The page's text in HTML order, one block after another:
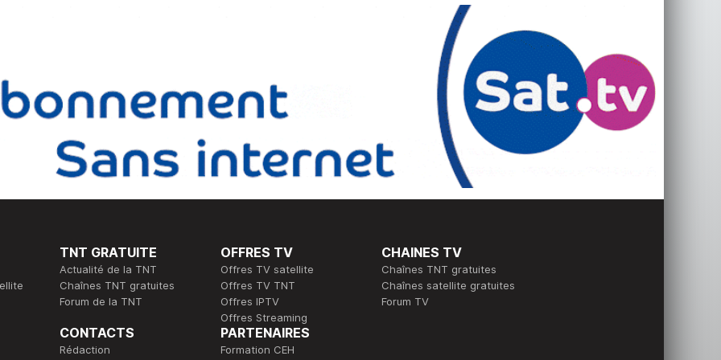
TNT GRATUITE
Actualité de la TNT
Chaînes TNT gratuites
Forum de la TNT
OFFRES TV
Offres TV satellite
Offres TV TNT
Offres IPTV
Offres Streaming
CHAINES TV
Chaînes TNT gratuites
Chaînes satellite gratuites
Forum TV
CONTACTS
Rédaction
PARTENAIRES
Formation CEH